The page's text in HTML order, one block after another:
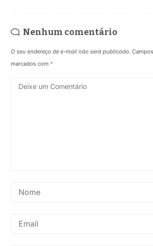
Nenhum comentário
O seu endereço de e-mail não será publicado.
marcados com*